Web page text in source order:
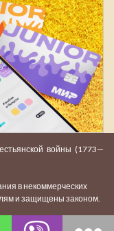
войны (1773—
в некоммерческих
и защищены законом.